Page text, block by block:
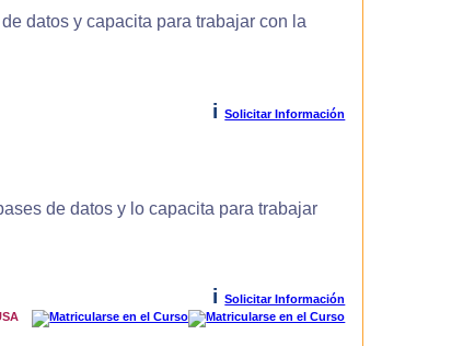
datos y capacita para trabajar con la
i Solicitar Información
de datos y lo capacita para trabajar
i
Solicitar Información